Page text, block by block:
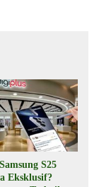
S25
Eksklusif?